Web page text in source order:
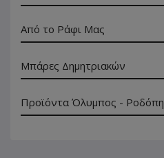
Από το Ράφι Μας
Μπάρες Δημητριακών
Προϊόντα Όλυμπος - Ροδόπη